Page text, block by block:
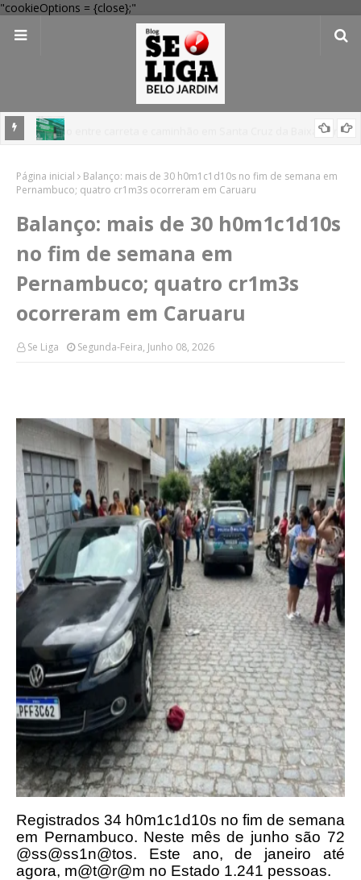
"cookieOptions = {close};"
compras
Página inicial
Balanço: mais de 30 h0m1c1d10s no fim de semana em
Pernambuco; quatro cr1m3s ocorreram em Caruaru
Balanço: mais de 30 h0m1c1d10s
no fim de semana em
Pernambuco; quatro cr1m3s
ocorreram em Caruaru
Se Liga Segunda-Feira, Junho 08, 2026
Registrados 34 h0m1c1d10s no fim de semana
em Pernambuco. Neste mês de junho são 72
@ss@ss1n@tos. Este ano, de janeiro até
agora, m@t@r@m no Estado 1.241 pessoas.